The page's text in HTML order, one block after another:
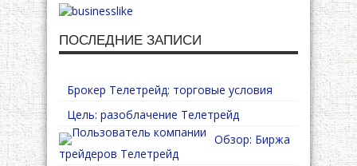
ПОСЛЕДНИЕ ЗАПИСИ
Брокер Телетрейд: торговые условия
Цель: разоблачение Телетрейд
Обзор: Биржа
трейдеров Телетрейд